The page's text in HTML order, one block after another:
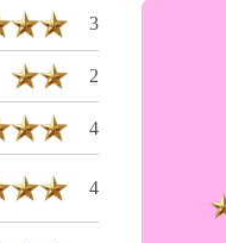
3
2
4
4